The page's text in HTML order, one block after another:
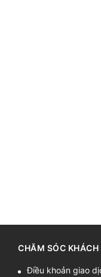
CHĂM SÓC KHÁCH
Điều khoản giao